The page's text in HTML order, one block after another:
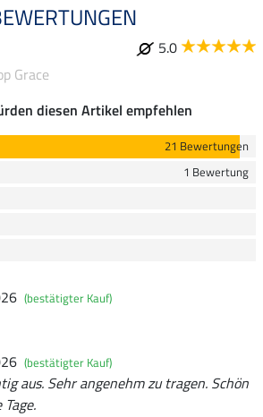
5.0
Grace
diesen Artikel empfehlen
21 Bewertungen
1 Bewertung
(bestätigter Kauf)
(bestätigter Kauf)
aus. Sehr angenehm zu tragen. Schön